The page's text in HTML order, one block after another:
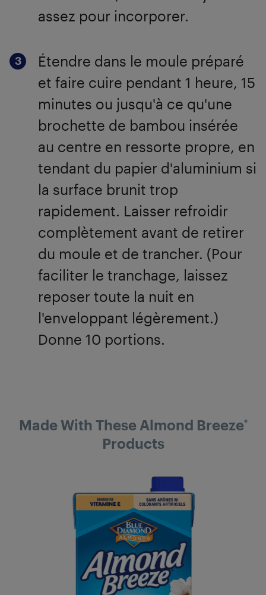
assez pour incorporer.
Étendre dans le moule préparé
et faire cuire pendant 1 heure, 15
minutes ou jusqu'à ce qu'une
brochette de bambou insérée
au centre en ressorte propre, en
tendant du papier d'aluminium si
la surface brunit trop
rapidement. Laisser refroidir
complètement avant de retirer
du moule et de trancher. (Pour
faciliter le tranchage, laissez
reposer toute la nuit en
l'enveloppant légèrement.)
Donne 10 portions.
Made With These Almond Breeze®
Products